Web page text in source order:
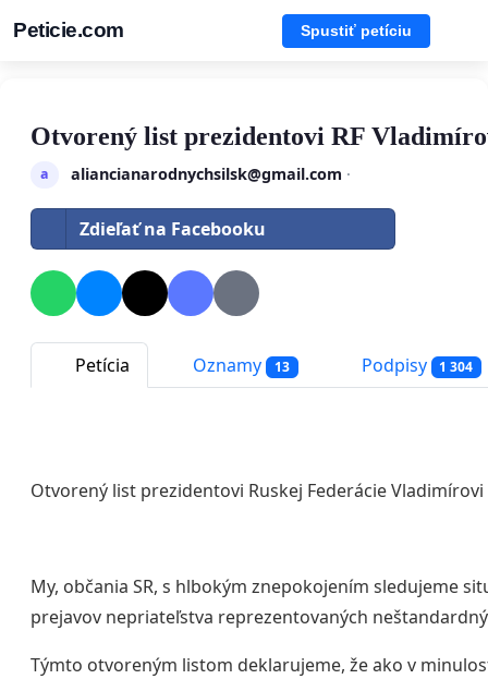
Peticie.com Spustiť petíciu
Otvorený list prezidentovi RF
a aliancianarodnychsilsk@gmail.com ·
Zdieľať na Facebooku
Petícia Oznamy 13 Podpisy 1 304
Otvorený list prezidentovi Ruskej Federácie
My, občania SR, s hlbokým znepokojením sledujeme
prejavov nepriateľstva reprezentovaných
Týmto otvoreným listom deklarujeme, že ako v